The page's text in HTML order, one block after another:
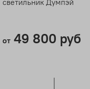
светильник Думпэй
от49 800 руб